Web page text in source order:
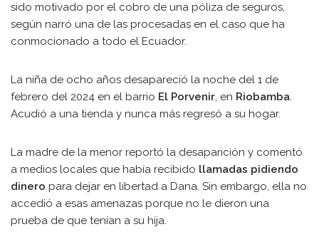
sido motivado por el cobro de una póliza de seguros,
según narró una de las procesadas en el caso que ha
conmocionado a todo el Ecuador.
La niña de ocho años desapareció la noche del 1 de
febrero del 2024 en el barrio El Porvenir, en Riobamba.
Acudió a una tienda y nunca más regresó a su hogar.
La madre de la menor reportó la desaparición y comentó
a medios locales que había recibido llamadas pidiendo
dinero para dejar en libertad a Dana. Sin embargo, ella no
accedió a esas amenazas porque no le dieron una
prueba de que tenían a su hija.